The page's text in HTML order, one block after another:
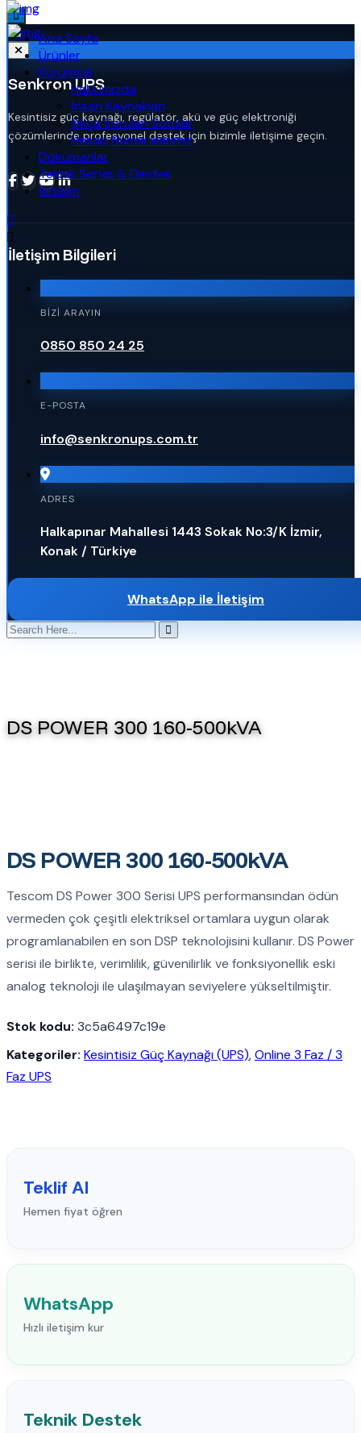
Senkron UPS
Kesintisiz güç kaynağı, regülatör, akü ve güç elektroniği
çözümlerinde profesyonel destek için bizimle iletişime geçin.
İletişim Bilgileri
BIZI ARAYIN
0850 850 24 25
E-POSTA
info@senkronups.com.tr
ADRES
Halkapınar Mahallesi 1443 Sokak No:3/K İzmir,
Konak / Türkiye
WhatsApp ile İletişim
Ana Sayfa
Ürünler
Kurumsal
Hakkımızda
İnsan Kaynakları
Sıkça Sorulan Sorular
Hesap Numaralarımız
Dökümanlar
Teknik Servis & Destek
İletişim
DS POWER 300 160-500kVA
DS POWER 300 160-500kVA
Tescom DS Power 300 Serisi UPS performansından ödün
vermeden çok çeşitli elektriksel ortamlara uygun olarak
programlanabilen en son DSP teknolojisini kullanır. DS Power
serisi ile birlikte, verimlilik, güvenilirlik ve fonksiyonellik eski
analog teknoloji ile ulaşılmayan seviyelere yükseltilmiştir.
Stok kodu: 3c5a6497c19e
Kategoriler: Kesintisiz Güç Kaynağı (UPS),Online 3 Faz / 3
Faz UPS
Teklif Al
Hemen fiyat öğren
WhatsApp
Hızlı iletişim kur
Teknik Destek